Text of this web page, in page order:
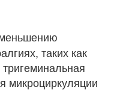
таких как
микроциркуляции